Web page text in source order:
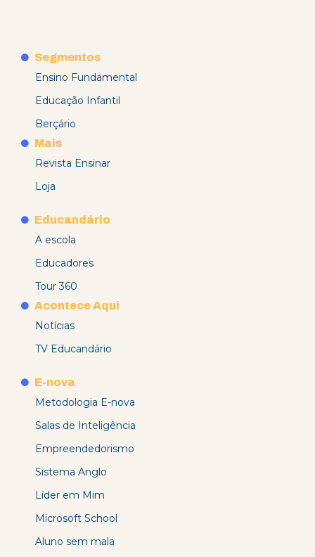
Segmentos
Ensino Fundamental
Educação Infantil
Berçário
Mais
Revista Ensinar
Loja
Educandário
A escola
Educadores
Tour 360
Acontece Aqui
Notícias
TV Educandário
E-nova
Metodologia E-nova
Salas de Inteligência
Empreendedorismo
Sistema Anglo
Líder em Mim
Microsoft School
Aluno sem mala